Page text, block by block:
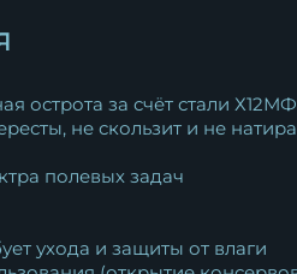
острота за счёт стали Х12МФ
не скользит и не
полевых задач
ухода и защиты от влаги